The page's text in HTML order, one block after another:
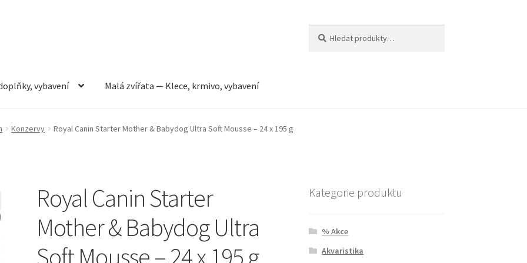
vybavení Malá zvířata — Klece, krmivo, vybavení
vybavení Můj účet Obchod Pokladna Vše pro kočky
Konzervy Royal Canin Starter Mother & Babydog Ultra Soft Mousse – 24 x 195 g
Royal Canin Starter
Mother & Babydog Ultra
Soft Mousse – 24 x 195 g
Kategorie produktu
% Akce
Akvaristika